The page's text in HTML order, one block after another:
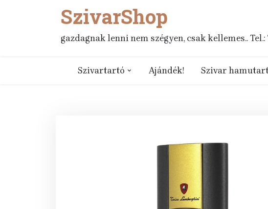
SzivarShop
gazdagnak lenni nem szégyen, csak kellemes..
Szivartartó Ajándék! Szivar